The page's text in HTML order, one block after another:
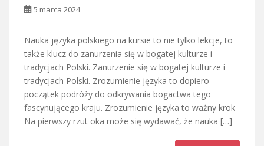
5 marca 2024
Nauka języka polskiego na kursie to nie tylko lekcje, to
także klucz do zanurzenia się w bogatej kulturze i
tradycjach Polski. Zanurzenie się w bogatej kulturze i
tradycjach Polski. Zrozumienie języka to dopiero
początek podróży do odkrywania bogactwa tego
fascynującego kraju. Zrozumienie języka to ważny krok
Na pierwszy rzut oka może się wydawać, że nauka […]